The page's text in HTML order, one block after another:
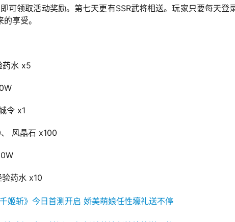
领取活动奖励。第七天更有SSR武将相送。玩家只要每天登
享受。
水 x5
令 x1
风晶石 x100
药水 x10